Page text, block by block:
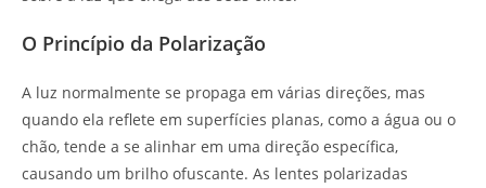
O Princípio da Polarização
A luz normalmente se propaga em várias direções, mas
quando ela reflete em superfícies planas, como a água ou o
chão, tende a se alinhar em uma direção específica,
causando um brilho ofuscante. As lentes polarizadas